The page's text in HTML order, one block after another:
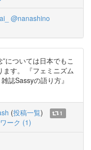
@nanashino
については日本でもこ
ます。 『フェミニズム
誌Sassyの語り方』
(投稿一覧)
1
ーク (1)